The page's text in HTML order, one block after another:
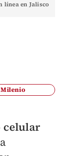
línea en Jalisco
Milenio
celular